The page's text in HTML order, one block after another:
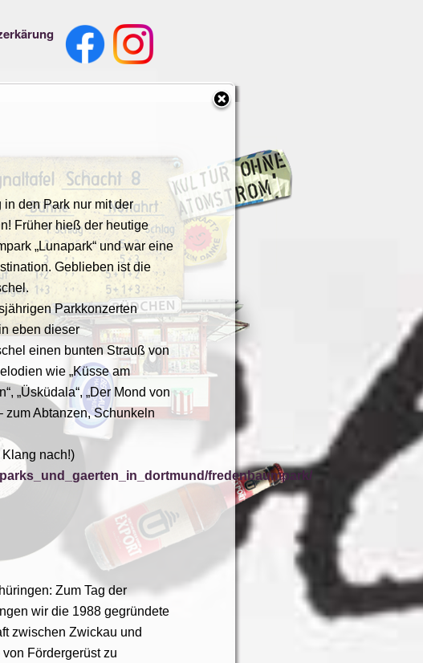
in den Park nur mit der
Früher hieß der heutige
„Lunapark“ und war eine
Geblieben ist die
Parkkonzerten
eben dieser
einen bunten Strauß von
wie „Küsse am
„Üsküdala“, „Der Mond von
zum Abtanzen, Schunkeln
nach!)
fredenbaumpark/
Zum Tag der
wir die 1988 gegründete
zwischen Zwickau und
von Fördergerüst zu